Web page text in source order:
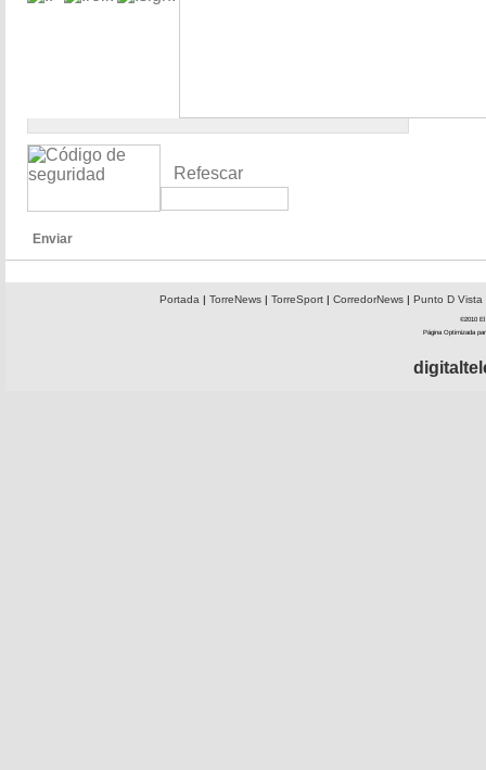
Refescar
Enviar
Portada| TorreNews| TorreSport| CorredorNews| Punto D Vista
©2010 El
Página Optimizada